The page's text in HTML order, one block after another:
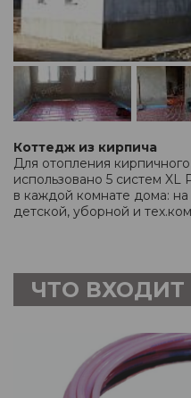
Коттедж из кирпича
Для отопления
использовано 5 систем
в каждой комнате дома: на
детской, уборной и
ЧТО